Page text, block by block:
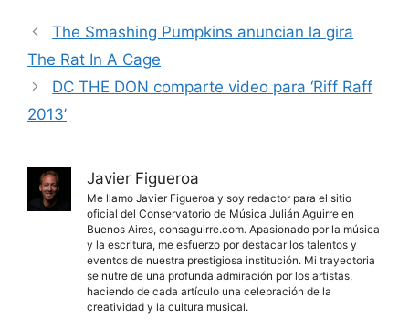
The Smashing Pumpkins anuncian la gira
The Rat In A Cage
DC THE DON comparte video para ‘Riff Raff
2013’
Javier Figueroa
Me llamo Javier Figueroa y soy redactor para el sitio
oficial del Conservatorio de Música Julián Aguirre en
Buenos Aires, consaguirre.com. Apasionado por la música
y la escritura, me esfuerzo por destacar los talentos y
eventos de nuestra prestigiosa institución. Mi trayectoria
se nutre de una profunda admiración por los artistas,
haciendo de cada artículo una celebración de la
creatividad y la cultura musical.